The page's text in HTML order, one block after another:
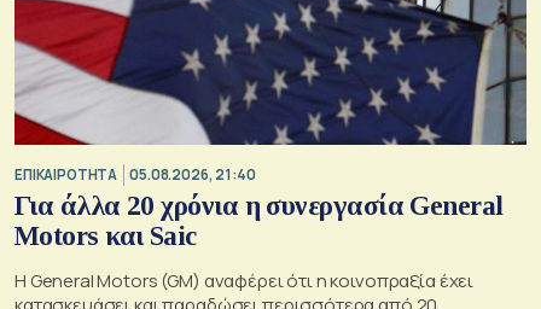
ΕΠΙΚΑΙΡΟΤΗΤΑ 05.08.2026, 21:40
Για άλλα 20 χρόνια η συνεργασία General
Motors και Saic
Η General Motors (GM) αναφέρει ότι η κοινοπραξία έχει